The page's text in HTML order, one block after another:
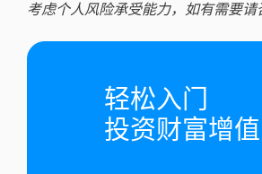
考虑个人风险承受能力，如有需要请
轻松入门
投资财富增值